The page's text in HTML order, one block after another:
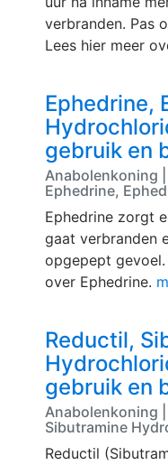
verbranden. Pas
Lees hier meer
Ephedrine,
gebruik en
Anabolenkoning
Ephedrine,
Ephedrine zorgt
gaat verbranden
opgepept
over Ephedrine.
Reductil,
gebruik en
Anabolenkoning
Sibutramine
Reductil